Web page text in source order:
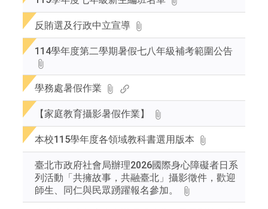
反賄選及行政中立宣導
114學年度第二學期暑假七八年級補考範圍公告
學務處暑假作業
【家庭教育攝影暑假作業】
本校115學年度各領域教科書選用版本
臺北市政府社會局辦理2026國際身心障礙者日系
列活動「共擁故事，共融臺北」攝影徵件，歡迎
師生、同仁與民眾踴躍報名參加。